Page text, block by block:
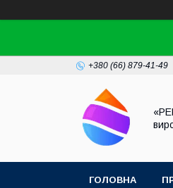
+380 (66) 879-41-49
ГОЛОВНА